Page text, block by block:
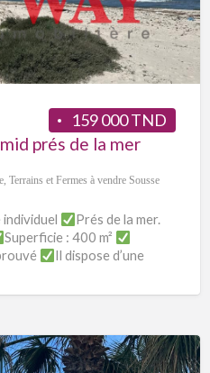
159 000 TND
prés de la mer
, Terrains et Fermes à vendre Sousse
Prés de la mer.
Superficie : 400 m²
Il dispose d’une